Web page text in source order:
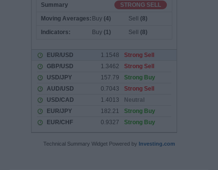
Technical Summary Widget Powered by Investing.com